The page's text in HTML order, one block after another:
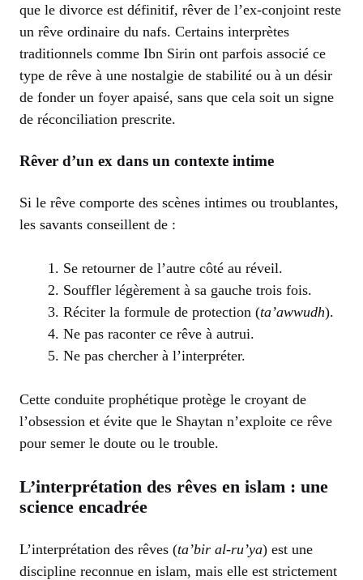
que le divorce est définitif, rêver de l’ex-conjoint reste
un rêve ordinaire du nafs. Certains interprètes
traditionnels comme Ibn Sirin ont parfois associé ce
type de rêve à une nostalgie de stabilité ou à un désir
de fonder un foyer apaisé, sans que cela soit un signe
de réconciliation prescrite.
Rêver d’un ex dans un contexte intime
Si le rêve comporte des scènes intimes ou troublantes,
les savants conseillent de :
Se retourner de l’autre côté au réveil.
Souffler légèrement à sa gauche trois fois.
Réciter la formule de protection (ta’awwudh).
Ne pas raconter ce rêve à autrui.
Ne pas chercher à l’interpréter.
Cette conduite prophétique protège le croyant de
l’obsession et évite que le Shaytan n’exploite ce rêve
pour semer le doute ou le trouble.
L’interprétation des rêves en islam : une
science encadrée
L’interprétation des rêves (ta’bir al-ru’ya) est une
discipline reconnue en islam, mais elle est strictement